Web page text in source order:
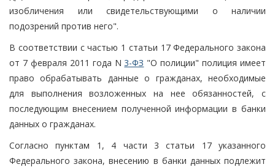
изобличения или свидетельствующими о наличии
подозрений против него".
В соответствии с частью 1 статьи 17 Федерального закона
от 7 февраля 2011 года N3-ФЗ "О полиции" полиция имеет
право обрабатывать данные о гражданах, необходимые
для выполнения возложенных на нее обязанностей, с
последующим внесением полученной информации в банки
данных о гражданах.
Согласно пунктам 1, 4 части 3 статьи 17 указанного
Федерального закона, внесению в банки данных подлежит